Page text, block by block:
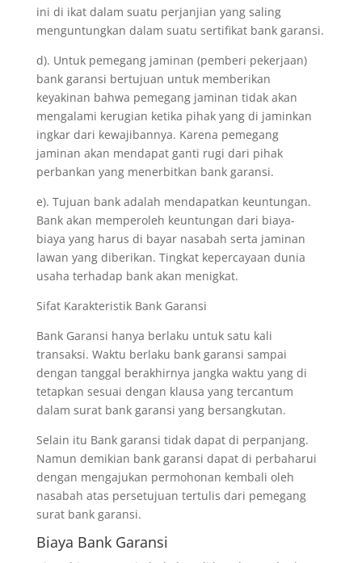
ini di ikat dalam suatu perjanjian yang saling
menguntungkan dalam suatu sertifikat bank garansi.
d). Untuk pemegang jaminan (pemberi pekerjaan)
bank garansi bertujuan untuk memberikan
keyakinan bahwa pemegang jaminan tidak akan
mengalami kerugian ketika pihak yang di jaminkan
ingkar dari kewajibannya. Karena pemegang
jaminan akan mendapat ganti rugi dari pihak
perbankan yang menerbitkan bank garansi.
e). Tujuan bank adalah mendapatkan keuntungan.
Bank akan memperoleh keuntungan dari biaya-
biaya yang harus di bayar nasabah serta jaminan
lawan yang diberikan. Tingkat kepercayaan dunia
usaha terhadap bank akan menigkat.
Sifat Karakteristik Bank Garansi
Bank Garansi hanya berlaku untuk satu kali
transaksi. Waktu berlaku bank garansi sampai
dengan tanggal berakhirnya jangka waktu yang di
tetapkan sesuai dengan klausa yang tercantum
dalam surat bank garansi yang bersangkutan.
Selain itu Bank garansi tidak dapat di perpanjang.
Namun demikian bank garansi dapat di perbaharui
dengan mengajukan permohonan kembali oleh
nasabah atas persetujuan tertulis dari pemegang
surat bank garansi.
Biaya Bank Garansi